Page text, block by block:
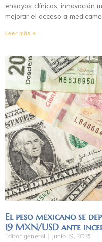
ensayos clínicos, innovación
mejorar el acceso a
Leer más »
El peso mexicano se
19 MXN/USD ante
Editor general junio 19, 2025